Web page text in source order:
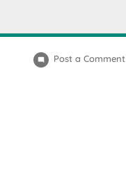
Post a Comment